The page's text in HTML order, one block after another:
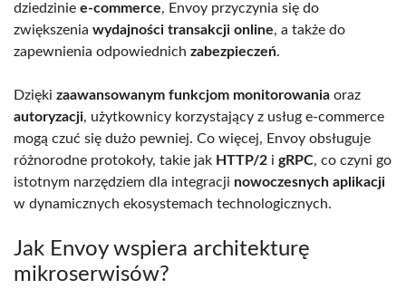
dziedzinie e-commerce, Envoy przyczynia się do
zwiększenia wydajności transakcji online, a także do
zapewnienia odpowiednich zabezpieczeń.
Dzięki zaawansowanym funkcjom monitorowania oraz
autoryzacji, użytkownicy korzystający z usług e-commerce
mogą czuć się dużo pewniej. Co więcej, Envoy obsługuje
różnorodne protokoły, takie jak HTTP/2 i gRPC, co czyni go
istotnym narzędziem dla integracji nowoczesnych aplikacji
w dynamicznych ekosystemach technologicznych.
Jak Envoy wspiera architekturę
mikroserwisów?